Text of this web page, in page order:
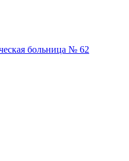
больница № 62